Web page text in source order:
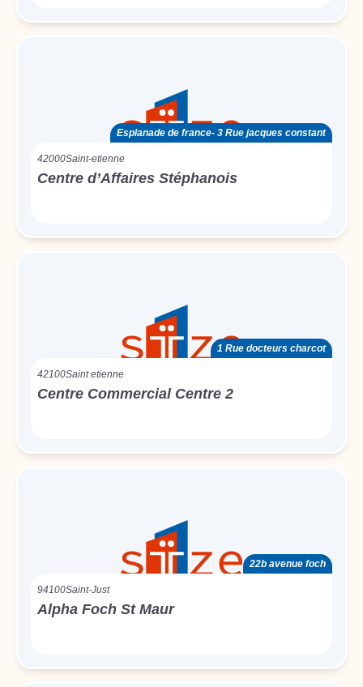
Esplanade de france- 3 Rue jacques constant
42000Saint-etienne
Centre d’Affaires Stéphanois
1 Rue docteurs charcot
42100Saint etienne
Centre Commercial Centre 2
22b avenue foch
94100Saint-Just
Alpha Foch St Maur